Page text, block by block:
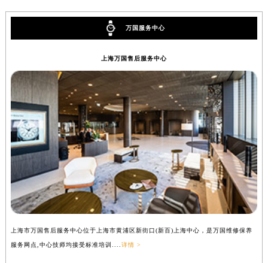
万国服务中心
上海万国售后服务中心
上海市万国售后服务中心位于上海市黄浦区新街口(新百)上海中心，是万国维修保养
服务网点,中心技师均接受标准培训.... 详情 >